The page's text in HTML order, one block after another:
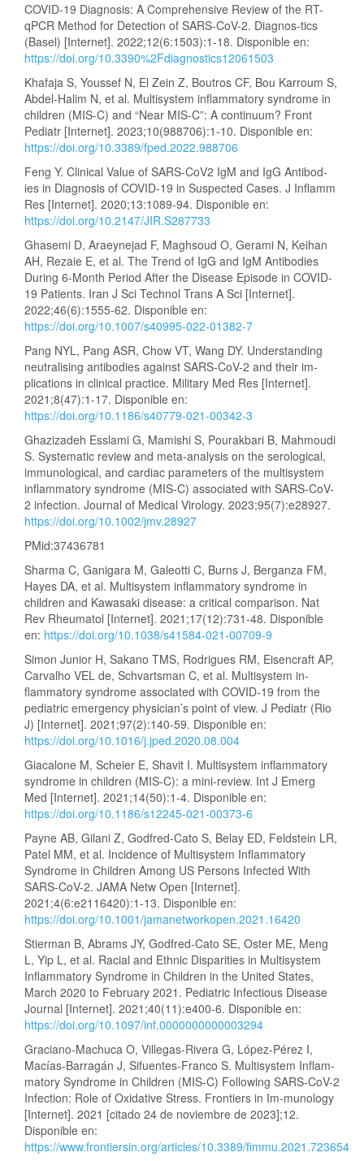
COVID-19 Diagnosis: A Comprehensive Review of the RT-
qPCR Method for Detection of SARS-CoV-2. Diagnos-tics
(Basel) [Internet]. 2022;12(6:1503):1-18. Disponible en:
https://doi.org/10.3390%2Fdiagnostics12061503
Khafaja S, Youssef N, El Zein Z, Boutros CF, Bou Karroum S,
Abdel-Halim N, et al. Multisystem inflammatory syndrome in
children (MIS-C) and “Near MIS-C”: A continuum? Front
Pediatr [Internet]. 2023;10(988706):1-10. Disponible en:
https://doi.org/10.3389/fped.2022.988706
Feng Y. Clinical Value of SARS-CoV2 IgM and IgG Antibod-
ies in Diagnosis of COVID-19 in Suspected Cases. J Inflamm
Res [Internet]. 2020;13:1089-94. Disponible en:
https://doi.org/10.2147/JIR.S287733
Ghasemi D, Araeynejad F, Maghsoud O, Gerami N, Keihan
AH, Rezaie E, et al. The Trend of IgG and IgM Antibodies
During 6-Month Period After the Disease Episode in COVID-
19 Patients. Iran J Sci Technol Trans A Sci [Internet].
2022;46(6):1555-62. Disponible en:
https://doi.org/10.1007/s40995-022-01382-7
Pang NYL, Pang ASR, Chow VT, Wang DY. Understanding
neutralising antibodies against SARS-CoV-2 and their im-
plications in clinical practice. Military Med Res [Internet].
2021;8(47):1-17. Disponible en:
https://doi.org/10.1186/s40779-021-00342-3
Ghazizadeh Esslami G, Mamishi S, Pourakbari B, Mahmoudi
S. Systematic review and meta-analysis on the serological,
immunological, and cardiac parameters of the multisystem
inflammatory syndrome (MIS-C) associated with SARS-CoV-
2 infection. Journal of Medical Virology. 2023;95(7):e28927.
https://doi.org/10.1002/jmv.28927
PMid:37436781
Sharma C, Ganigara M, Galeotti C, Burns J, Berganza FM,
Hayes DA, et al. Multisystem inflammatory syndrome in
children and Kawasaki disease: a critical comparison. Nat
Rev Rheumatol [Internet]. 2021;17(12):731-48. Disponible
en: https://doi.org/10.1038/s41584-021-00709-9
Simon Junior H, Sakano TMS, Rodrigues RM, Eisencraft AP,
Carvalho VEL de, Schvartsman C, et al. Multisystem in-
flammatory syndrome associated with COVID-19 from the
pediatric emergency physician’s point of view. J Pediatr (Rio
J) [Internet]. 2021;97(2):140-59. Disponible en:
https://doi.org/10.1016/j.jped.2020.08.004
Giacalone M, Scheier E, Shavit I. Multisystem inflammatory
syndrome in children (MIS-C): a mini-review. Int J Emerg
Med [Internet]. 2021;14(50):1-4. Disponible en:
https://doi.org/10.1186/s12245-021-00373-6
Payne AB, Gilani Z, Godfred-Cato S, Belay ED, Feldstein LR,
Patel MM, et al. Incidence of Multisystem Inflammatory
Syndrome in Children Among US Persons Infected With
SARS-CoV-2. JAMA Netw Open [Internet].
2021;4(6:e2116420):1-13. Disponible en:
https://doi.org/10.1001/jamanetworkopen.2021.16420
Stierman B, Abrams JY, Godfred-Cato SE, Oster ME, Meng
L, Yip L, et al. Racial and Ethnic Disparities in Multisystem
Inflammatory Syndrome in Children in the United States,
March 2020 to February 2021. Pediatric Infectious Disease
Journal [Internet]. 2021;40(11):e400-6. Disponible en:
https://doi.org/10.1097/inf.0000000000003294
Graciano-Machuca O, Villegas-Rivera G, López-Pérez I,
Macías-Barragán J, Sifuentes-Franco S. Multisystem Inflam-
matory Syndrome in Children (MIS-C) Following SARS-CoV-2
Infection: Role of Oxidative Stress. Frontiers in Im-munology
[Internet]. 2021 [citado 24 de noviembre de 2023];12.
Disponible en:
https://www.frontiersin.org/articles/10.3389/fimmu.2021.723654